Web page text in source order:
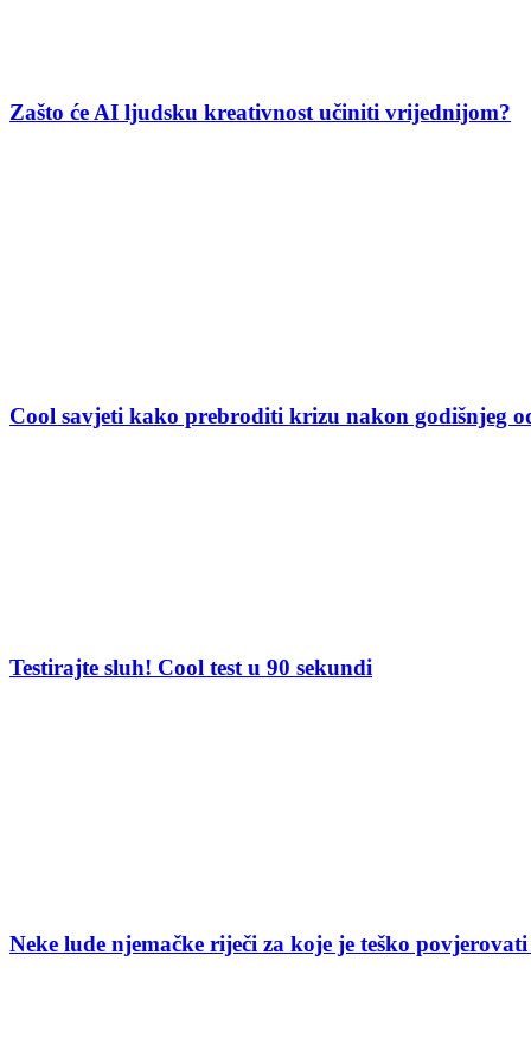
Zašto će AI ljudsku kreativnost učiniti vrijednijom?
Cool savjeti kako prebroditi krizu nakon godišnjeg
Testirajte sluh! Cool test u 90 sekundi
Neke lude njemačke riječi za koje je teško